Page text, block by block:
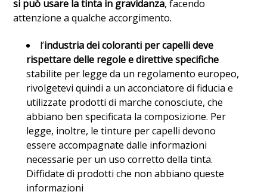
si può usare la tinta in gravidanza, facendo
attenzione a qualche accorgimento.
l’industria dei coloranti per capelli deve
rispettare delle regole e direttive specifiche
stabilite per legge da un regolamento europeo,
rivolgetevi quindi a un acconciatore di fiducia e
utilizzate prodotti di marche conosciute, che
abbiano ben specificata la composizione. Per
legge, inoltre, le tinture per capelli devono
essere accompagnate dalle informazioni
necessarie per un uso corretto della tinta.
Diffidate di prodotti che non abbiano queste
informazioni